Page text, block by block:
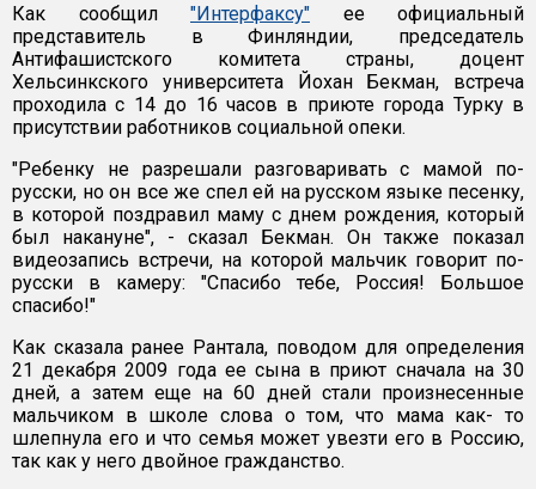
Как сообщил "Интерфаксу" ее официальный
представитель в Финляндии, председатель
Антифашистского комитета страны, доцент
Хельсинкского университета Йохан Бекман, встреча
проходила с 14 до 16 часов в приюте города Турку в
присутствии работников социальной опеки.
"Ребенку не разрешали разговаривать с мамой по-
русски, но он все же спел ей на русском языке песенку,
в которой поздравил маму с днем рождения, который
был накануне", - сказал Бекман. Он также показал
видеозапись встречи, на которой мальчик говорит по-
русски в камеру: "Спасибо тебе, Россия! Большое
спасибо!"
Как сказала ранее Рантала, поводом для определения
21 декабря 2009 года ее сына в приют сначала на 30
дней, а затем еще на 60 дней стали произнесенные
мальчиком в школе слова о том, что мама как- то
шлепнула его и что семья может увезти его в Россию,
так как у него двойное гражданство.